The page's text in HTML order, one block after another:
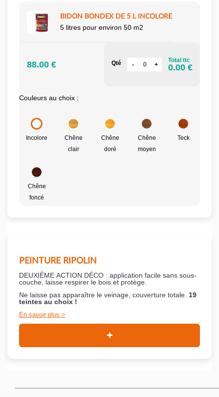
BIDON BONDEX DE 5 L INCOLORE
5 litres pour environ 50 m2
88.00 € Qté Total ttc
0.00 €
Couleurs au choix :
Incolore
Chêne
clair
Chêne
doré
Chêne
moyen
Teck
Chêne
foncé
PEINTURE RIPOLIN
DEUXIÈME ACTION DÉCO : application facile sans sous-
couche, laisse respirer le bois et protège.
Ne laisse pas apparaître le veinage, couverture totale. 19
teintes au choix !
En savoir plus